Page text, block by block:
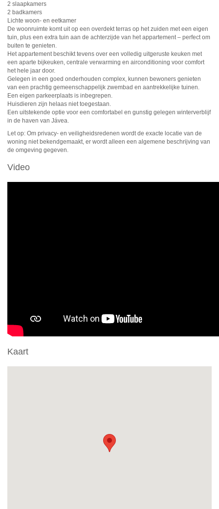
2 slaapkamers
2 badkamers
Lichte woon- en eetkamer
De woonruimte komt uit op een overdekt terras op het zuiden met een eigen
tuin, plus een extra tuin aan de achterzijde van het appartement – ​​perfect om
buiten te genieten.
Het appartement beschikt tevens over een volledig uitgeruste keuken met
een aparte bijkeuken, centrale verwarming en airconditioning voor comfort
het hele jaar door.
Gelegen in een goed onderhouden complex, kunnen bewoners genieten
van een prachtig gemeenschappelijk zwembad en aantrekkelijke tuinen.
Een eigen parkeerplaats is inbegrepen.
Huisdieren zijn helaas niet toegestaan.
Een uitstekende optie voor een comfortabel en gunstig gelegen winterverblijf
in de haven van Jávea.
Let op: Om privacy- en veiligheidsredenen wordt de exacte locatie van de
woning niet bekendgemaakt, er wordt alleen een algemene beschrijving van
de omgeving gegeven.
Video
Kaart